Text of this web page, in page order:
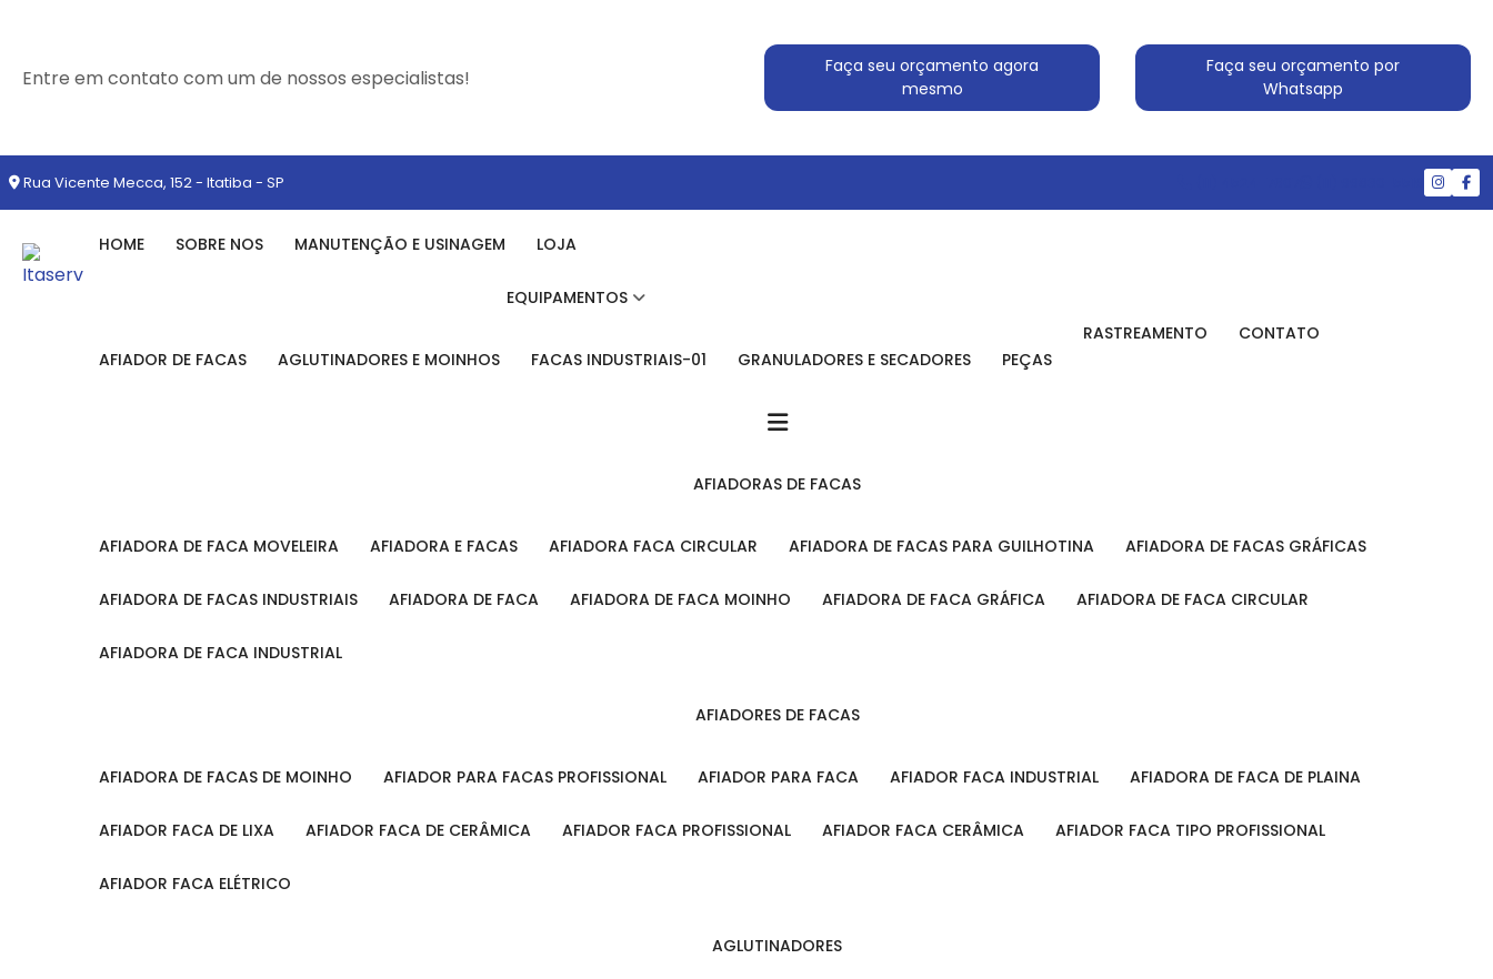
Entre em contato com um de nossos especialistas!
Faça seu orçamento agora
mesmo
Faça seu orçamento por
Whatsapp
Rua Vicente Mecca, 152 - Itatiba - SP
HOME SOBRE NOS MANUTENÇÃO E USINAGEM LOJA
EQUIPAMENTOS
AFIADOR DE FACAS AGLUTINADORES E MOINHOS FACAS INDUSTRIAIS-01 GRANULADORES E SECADORES PEÇAS
RASTREAMENTO CONTATO
AFIADORAS DE FACAS
AFIADORA DE FACA MOVELEIRA AFIADORA E FACAS AFIADORA FACA CIRCULAR AFIADORA DE FACAS PARA GUILHOTINA AFIADORA DE FACAS GRÁFICAS
AFIADORA DE FACAS INDUSTRIAIS AFIADORA DE FACA AFIADORA DE FACA MOINHO AFIADORA DE FACA GRÁFICA AFIADORA DE FACA CIRCULAR
AFIADORA DE FACA INDUSTRIAL
AFIADORES DE FACAS
AFIADORA DE FACAS DE MOINHO AFIADOR PARA FACAS PROFISSIONAL AFIADOR PARA FACA AFIADOR FACA INDUSTRIAL AFIADORA DE FACA DE PLAINA
AFIADOR FACA DE LIXA AFIADOR FACA DE CERÂMICA AFIADOR FACA PROFISSIONAL AFIADOR FACA CERÂMICA AFIADOR FACA TIPO PROFISSIONAL
AFIADOR FACA ELÉTRICO
AGLUTINADORES